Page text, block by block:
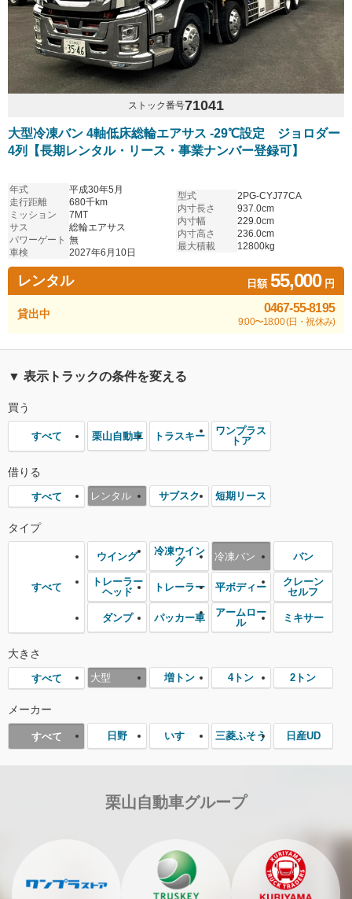
ストック番号71041
大型冷凍バン 4軸低床総輪エアサス -29℃設定 ジョロダー
4列【長期レンタル・リース・事業ナンバー登録可】
年式
平成30年5月
走行距離
680千km
ミッション
7MT
サス
総輪エアサス
パワーゲート 無
車検
2027年6月10日
型式
2PG-CYJ77CA
内寸長さ
937.0cm
内寸幅
229.0cm
内寸高さ
236.0cm
最大積載
12800kg
レンタル 日額55,000円
貸出中 0467-55-8195
9:00〜18:00 (日・祝休み)
▼ 表示トラックの条件を変える
買う
すべて 栗山自動車 トラスキー
ワンプラス
トア
借りる
すべて レンタル サブスク 短期リース
タイプ
すべて
ウイング
冷凍ウイン
グ
冷凍バン バン
トレーラー
ヘッド
トレーラー 平ボディー
クレーン
セルフ
ダンプ パッカー車
アームロー
ル
ミキサー
大きさ
すべて 大型 増トン 4トン 2トン
メーカー
すべて 日野 いすゞ 三菱ふそう 日産UD
栗山自動車グループ